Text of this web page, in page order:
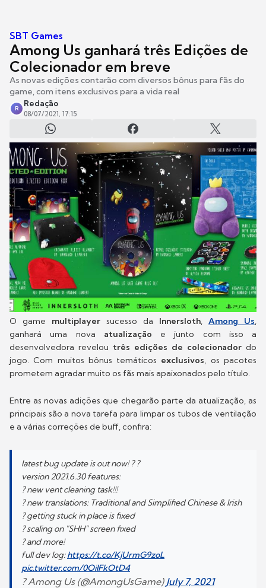
SBT Games
Among Us ganhará três Edições de
Colecionador em breve
As novas edições contarão com diversos bônus para fãs do
game, com itens exclusivos para a vida real
R
Redação
08/07/2021, 17:15
O game multiplayer sucesso da Innersloth, Among Us,
ganhará uma nova atualização e junto com isso a
desenvolvedora revelou três edições de colecionador do
jogo. Com muitos bônus temáticos exclusivos, os pacotes
prometem agradar muito os fãs mais apaixonados pelo título.
Entre as novas adições que chegarão parte da atualização, as
principais são a nova tarefa para limpar os tubos de ventilação
e a várias correções de buff, confira:
latest bug update is out now! ? ?
version 2021.6.30 features:
? new vent cleaning task!!!
? new translations: Traditional and Simplified Chinese & Irish
? getting stuck in place is fixed
? scaling on "SHH" screen fixed
? and more!
full dev log:https://t.co/KjUrmG9zoL
pic.twitter.com/0OilFkOtD4
? Among Us (@AmongUsGame) July 7, 2021